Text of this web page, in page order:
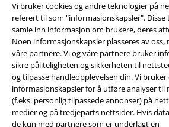
Vi bruker cookies og andre teknologier på
referert til som "informasjonskapsler". Disse
samle inn informasjon om brukere, deres
Noen informasjonskapsler plasseres av
våre partnere. Vi og våre partnere bruker
sikre påliteligheten og sikkerheten til
og tilpasse handleopplevelsen din. Vi bruker
informasjonskapsler for å utføre analyser
(f.eks. personlig tilpassede annonser) på
medier og på tredjeparts nettsider. Hvis
de kun med partnere som er underlagt en
Konfidensialitetserklæring
Avfallshåndtering og miljøbeskyttelse
Samsvarserklæring
Innstillinger for cookies